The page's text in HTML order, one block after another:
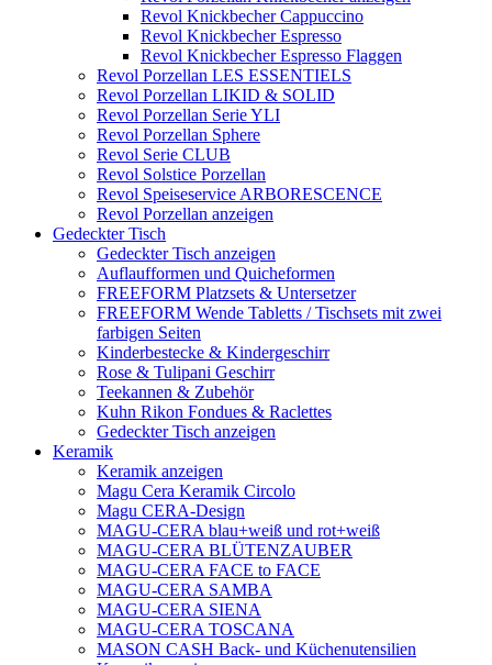
Revol Knickbecher Cappuccino
Revol Knickbecher Espresso
Revol Knickbecher Espresso Flaggen
Revol Porzellan LES ESSENTIELS
Revol Porzellan LIKID & SOLID
Revol Porzellan Serie YLI
Revol Porzellan Sphere
Revol Serie CLUB
Revol Solstice Porzellan
Revol Speiseservice ARBORESCENCE
Revol Porzellan anzeigen
Gedeckter Tisch
Gedeckter Tisch anzeigen
Auflaufformen und Quicheformen
FREEFORM Platzsets & Untersetzer
FREEFORM Wende Tabletts / Tischsets mit zwei
farbigen Seiten
Kinderbestecke & Kindergeschirr
Rose & Tulipani Geschirr
Teekannen & Zubehör
Kuhn Rikon Fondues & Raclettes
Gedeckter Tisch anzeigen
Keramik
Keramik anzeigen
Magu Cera Keramik Circolo
Magu CERA-Design
MAGU-CERA blau+weiß und rot+weiß
MAGU-CERA BLÜTENZAUBER
MAGU-CERA FACE to FACE
MAGU-CERA SAMBA
MAGU-CERA SIENA
MAGU-CERA TOSCANA
MASON CASH Back- und Küchenutensilien